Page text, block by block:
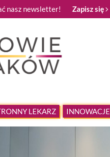
nasz newsletter! Zapisz się
LEKARZ INNOWACJE